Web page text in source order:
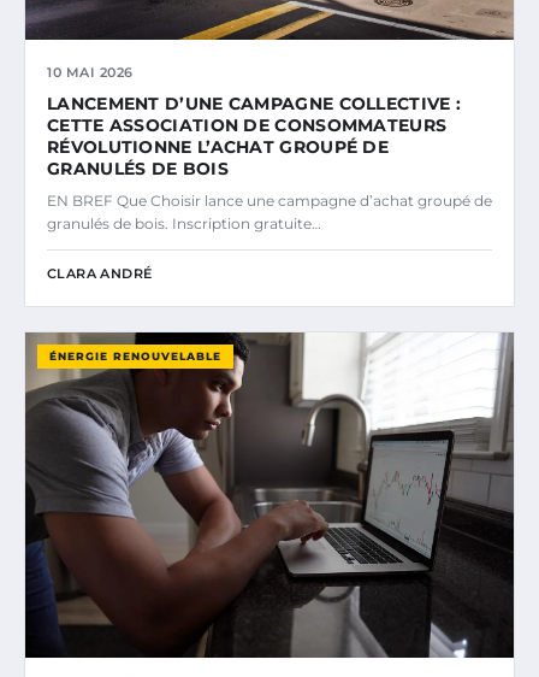
10 MAI 2026
LANCEMENT D’UNE CAMPAGNE COLLECTIVE :
CETTE ASSOCIATION DE CONSOMMATEURS
RÉVOLUTIONNE L’ACHAT GROUPÉ DE
GRANULÉS DE BOIS
EN BREF Que Choisir lance une campagne d’achat groupé de
granulés de bois. Inscription gratuite…
CLARA ANDRÉ
ÉNERGIE RENOUVELABLE